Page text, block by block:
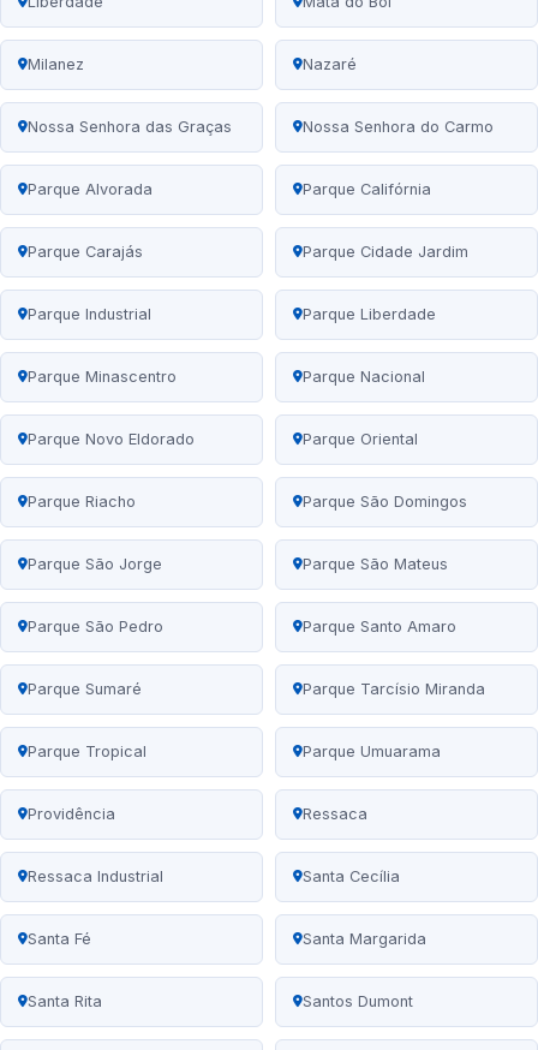
Milanez Nazaré
Nossa Senhora das Graças Nossa Senhora do Carmo
Parque Alvorada Parque Califórnia
Parque Carajás Parque Cidade Jardim
Parque Industrial Parque Liberdade
Parque Minascentro Parque Nacional
Parque Novo Eldorado Parque Oriental
Parque Riacho Parque São Domingos
Parque São Jorge Parque São Mateus
Parque São Pedro Parque Santo Amaro
Parque Sumaré Parque Tarcísio Miranda
Parque Tropical Parque Umuarama
Providência Ressaca
Ressaca Industrial Santa Cecília
Santa Fé Santa Margarida
Santa Rita Santos Dumont